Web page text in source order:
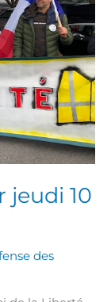
jeudi 10
des